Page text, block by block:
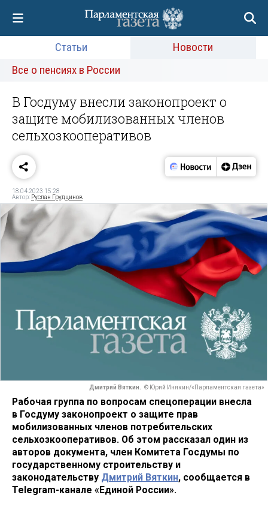
Статьи
Новости
Все о пенсиях в России
В Госдуму внесли законопроект о
защите мобилизованных членов
сельхозкооперативов
18.04.2023 15:28
Автор: Руслан Грудцинов
Дмитрий Вяткин. © Юрий Инякин/«Парламентская газета»
Рабочая группа по вопросам спецоперации внесла
в Госдуму законопроект о защите прав
мобилизованных членов потребительских
сельхозкооперативов. Об этом рассказал один из
авторов документа, член Комитета Госдумы по
государственному строительству и
законодательству Дмитрий Вяткин, сообщается в
Telegram-канале «Единой России».